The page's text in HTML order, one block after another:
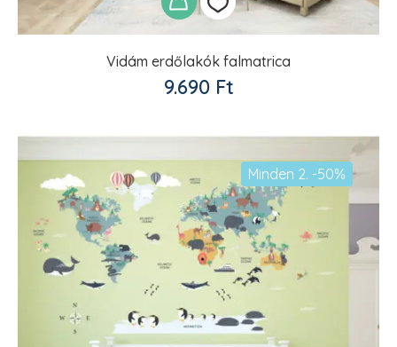
Vidám erdőlakók falmatrica
9.690 Ft
Kedvencekhez
Minden 2. -50%